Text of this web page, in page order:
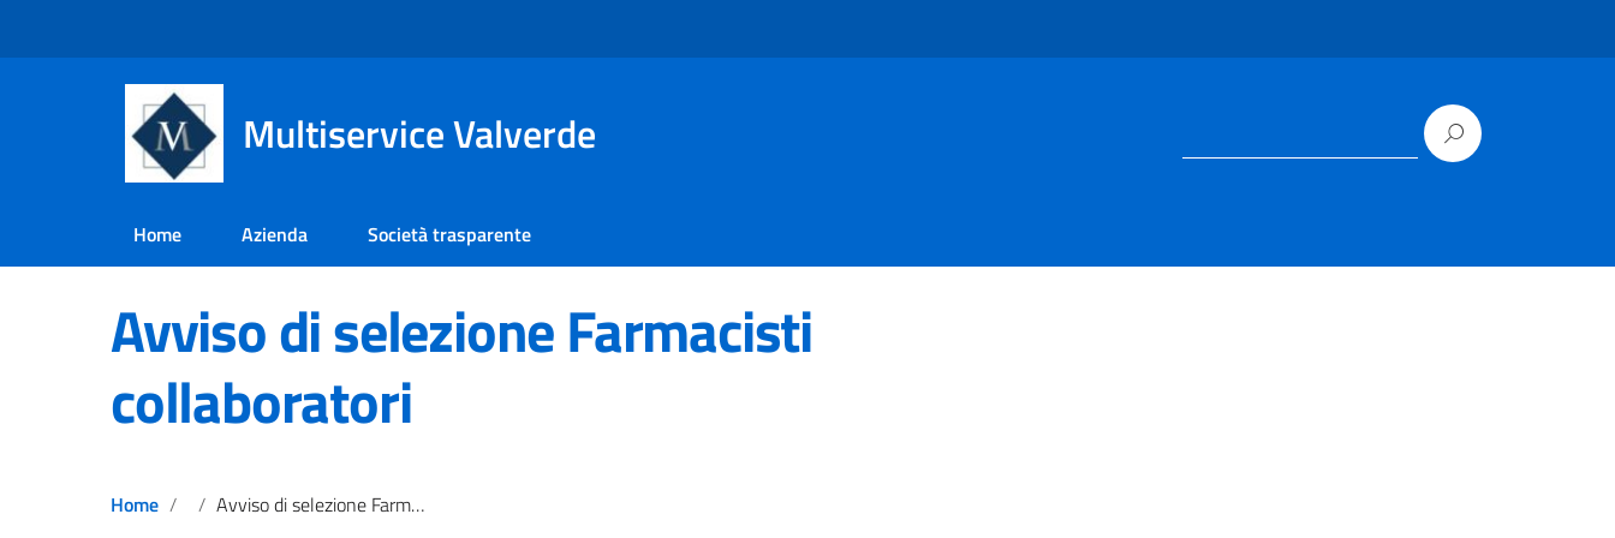
Multiservice Valverde
Home Azienda Società trasparente
Avviso di selezione Farmacisti
collaboratori
Home Avviso di selezione Farmacisti collaboratori